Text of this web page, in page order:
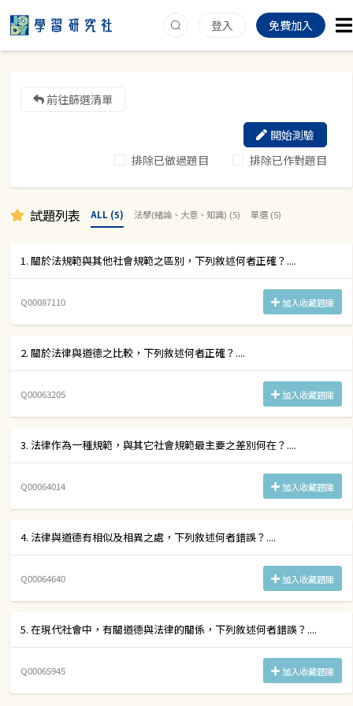
登入 免費加入
前往篩選清單
排除已做過題目 排除已作對題目
開始測驗
試題列表 ALL (5) 法學(緒論、大意、知識) (5) 單選 (5)
1. 關於法規範與其他社會規範之區別，下列敘述何者正確？....
Q00087110 加入收藏題庫
2. 關於法律與道德之比較，下列敘述何者正確？....
Q00063205 加入收藏題庫
3. 法律作為一種規範，與其它社會規範最主要之差別何在？....
Q00064014 加入收藏題庫
4. 法律與道德有相似及相異之處，下列敘述何者錯誤？....
Q00064640 加入收藏題庫
5. 在現代社會中，有關道德與法律的關係，下列敘述何者錯誤？....
Q00065945 加入收藏題庫